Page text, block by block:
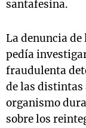
santafesina.
La denuncia de
pedía
fraudulenta
de las distintas
organismo
sobre los